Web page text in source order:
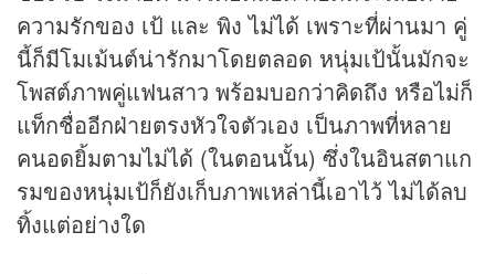
ความรักของ เป้ และ พิง ไม่ได้ เพราะที่ผ่านมา คู่
นี้ก็มีโมเม้นต์น่ารักมาโดยตลอด หนุ่มเป้นั้นมักจะ
โพสต์ภาพคู่แฟนสาว พร้อมบอกว่าคิดถึง หรือไม่ก็
แท็กชื่ออีกฝ่ายตรงหัวใจตัวเอง เป็นภาพที่หลาย
คนอดยิ้มตามไม่ได้ (ในตอนนั้น) ซึ่งในอินสตาแก
รมของหนุ่มเป้ก็ยังเก็บภาพเหล่านี้เอาไว้ ไม่ได้ลบ
ทิ้งแต่อย่างใด